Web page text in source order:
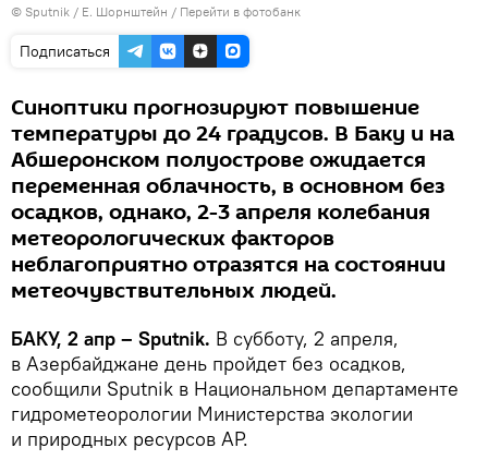
© Sputnik / Е. Шорнштейн / Перейти в фотобанк
Подписаться
Синоптики прогнозируют повышение
температуры до 24 градусов. В Баку и на
Абшеронском полуострове ожидается
переменная облачность, в основном без
осадков, однако, 2-3 апреля колебания
метеорологических факторов
неблагоприятно отразятся на состоянии
метеочувствительных людей.
БАКУ, 2 апр – Sputnik. В субботу, 2 апреля,
в Азербайджане день пройдет без осадков,
сообщили Sputnik в Национальном департаменте
гидрометеорологии Министерства экологии
и природных ресурсов АР.